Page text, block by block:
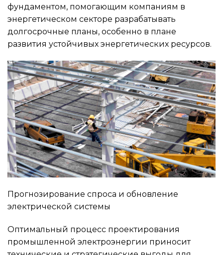
фундаментом, помогающим компаниям в
энергетическом секторе разрабатывать
долгосрочные планы, особенно в плане
развития устойчивых энергетических ресурсов.
Прогнозирование спроса и обновление
электрической системы
Оптимальный процесс проектирования
промышленной электроэнергии приносит